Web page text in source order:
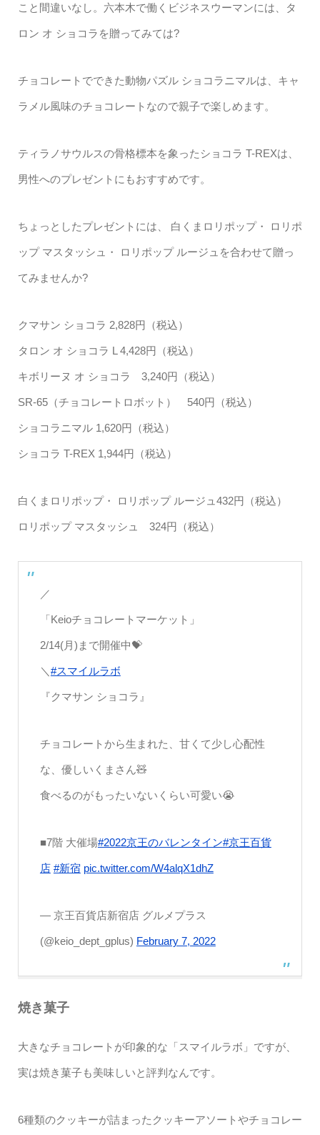
こと間違いなし。六本木で働くビジネスウーマンには、タ
ロン オ ショコラを贈ってみては?
チョコレートでできた動物パズル ショコラニマルは、キャ
ラメル風味のチョコレートなので親子で楽しめます。
ティラノサウルスの骨格標本を象ったショコラ T-REXは、
男性へのプレゼントにもおすすめです。
ちょっとしたプレゼントには、 白くまロリポップ・ ロリポ
ップ マスタッシュ・ ロリポップ ルージュを合わせて贈っ
てみませんか?
クマサン ショコラ 2,828円（税込）
タロン オ ショコラ L 4,428円（税込）
キボリーヌ オ ショコラ 3,240円（税込）
SR-65（チョコレートロボット） 540円（税込）
ショコラニマル 1,620円（税込）
ショコラ T-REX 1,944円（税込）
白くまロリポップ・ ロリポップ ルージュ432円（税込）
ロリポップ マスタッシュ 324円（税込）
／
「Keioチョコレートマーケット」
2/14(月)まで開催中💝
＼ #スマイルラボ
『クマサン ショコラ』
チョコレートから生まれた、甘くて少し心配性
な、優しいくまさん🧸
食べるのがもったいないくらい可愛い😭
■7階 大催場#2022京王のバレンタイン#京王百貨
店 #新宿 pic.twitter.com/W4alqX1dhZ
— 京王百貨店新宿店 グルメプラス
(@keio_dept_gplus) February 7, 2022
焼き菓子
大きなチョコレートが印象的な「スマイルラボ」ですが、
実は焼き菓子も美味しいと評判なんです。
6種類のクッキーが詰まったクッキーアソートやチョコレー